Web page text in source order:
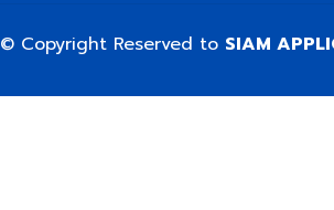
© Copyright Reserved to SIAM